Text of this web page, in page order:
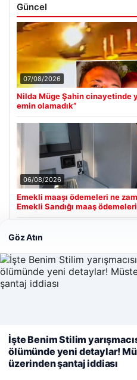
Güncel
07/08/2026
Nilda Müge Şahin cinayetinde
emin olamadık”
06/08/2026
Emekli maaşı ödemeleri ne
Emekli Sandığı maaş
Son Eklenen Firmalar
Enes Kaplan Avukatlık
Web sitemizi nasıl
deneyiminizi kişiselleştirmek ve
kullanıyoruz.Çerez Politikamız
Reddet Kabul Et
Göz Atın
İşte Benim Stilim
ölümünde yeni detaylar!
üzerinden şantaj iddiası